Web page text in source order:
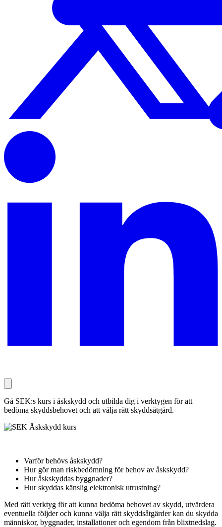
Gå SEK:s kurs i åskskydd och utbilda dig i verktygen för att
bedöma skyddsbehovet och att välja rätt skyddsåtgärd.
Varför behövs åskskydd?
Hur gör man riskbedömning för behov av åskskydd?
Hur åskskyddas byggnader?
Hur skyddas känslig elektronisk utrustning?
Med rätt verktyg för att kunna bedöma behovet av skydd, utvärdera
eventuella följder och kunna välja rätt skyddsåtgärder kan du skydda
människor, byggnader, installationer och egendom från blixtnedslag.